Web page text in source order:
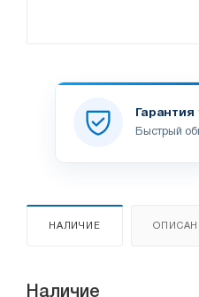
Быстрый
НАЛИЧИЕ
Наличие